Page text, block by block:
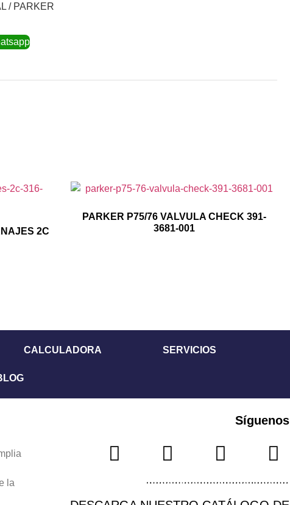
/ PARKER
2C
PARKER P75/76 VALVULA CHECK 391-
3681-001
CALCULADORA SERVICIOS
la
Síguenos